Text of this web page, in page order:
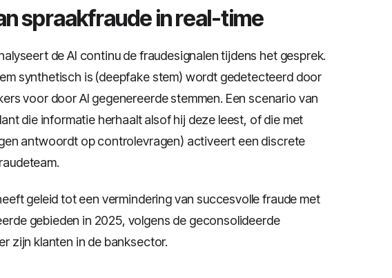
spraakfraude in real-time
de AI continu de fraudesignalen tijdens het gesprek.
synthetisch is (deepfake stem) wordt gedetecteerd door
voor door AI gegenereerde stemmen. Een scenario van
die informatie herhaalt alsof hij deze leest, of die met
antwoordt op controlevragen) activeert een discrete
geleid tot een vermindering van succesvolle fraude met
gebieden in 2025, volgens de geconsolideerde
zijn klanten in de banksector.